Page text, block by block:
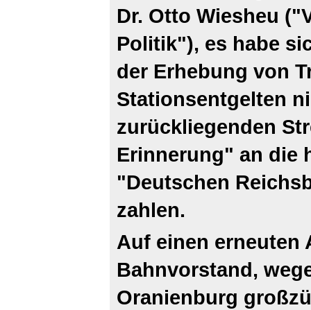
Dr. Otto Wiesheu
Politik"), es habe
der Erhebung von
Stationsentgelten
zurückliegenden
Erinnerung" an die
"Deutschen
zahlen.
Auf einen erneuten
Bahnvorstand,
Oranienburg